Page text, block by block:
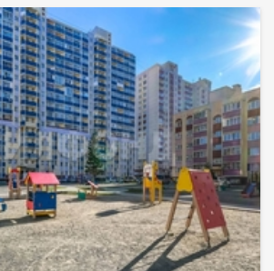
во двор. Центральное водоснабжение.
2 сотки. Установлены камеры
подарок покупателям квартиры мебель:
угловой диван, шкаф, корпусная мебель.
вашу недвижимость. Возможна продажа
пожалуйста, сообщите номер